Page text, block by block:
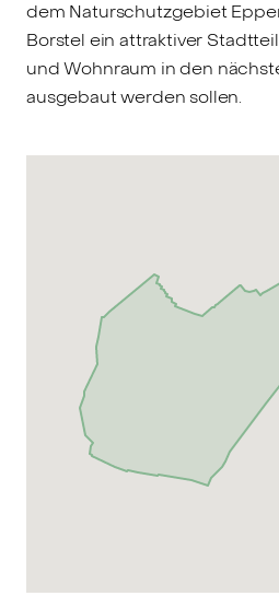
dem Naturschutzgebiet
Borstel ein attraktiver
und Wohnraum in den
ausgebaut werden sollen.